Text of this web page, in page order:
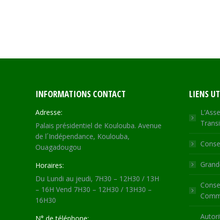
INFORMATIONS CONTACT
Adresse:
Palais présidentiel de Koulouba. Avenue
de l´Indépendance, Koulouba,
Ouagadougou
Horaires:
Du Lundi au jeudi, 7H30 – 12H30 / 13H
– 16H Vend 7H30 – 12H30 / 13H30 –
16H30
LIENS